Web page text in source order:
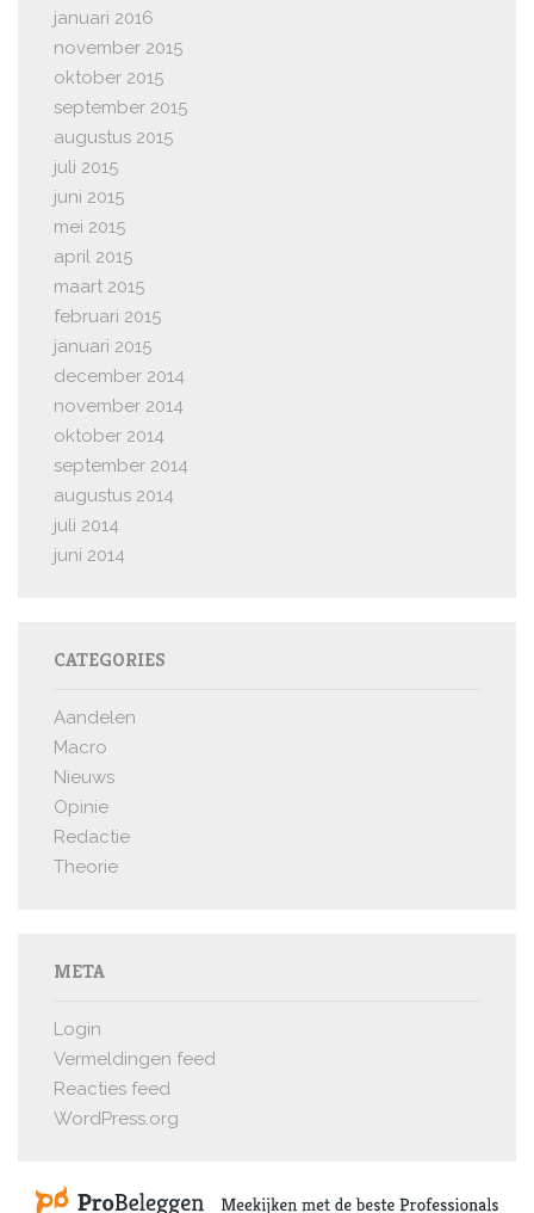
januari 2016
november 2015
oktober 2015
september 2015
augustus 2015
juli 2015
juni 2015
mei 2015
april 2015
maart 2015
februari 2015
januari 2015
december 2014
november 2014
oktober 2014
september 2014
augustus 2014
juli 2014
juni 2014
CATEGORIES
Aandelen
Macro
Nieuws
Opinie
Redactie
Theorie
META
Login
Vermeldingen feed
Reacties feed
WordPress.org